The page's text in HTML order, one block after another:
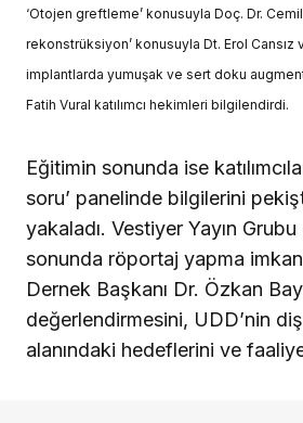
‘Otojen greftleme’ konusuyla Doç. Dr.
rekonstrüksiyon’ konusuyla Dt. Erol Cansız
implantlarda yumuşak ve sert doku
Fatih Vural katılımcı hekimleri bilgilendirdi.
Eğitimin sonunda ise
soru’ panelinde bilgilerini
yakaladı. Vestiyer Yayın
sonunda röportaj yapma
Dernek Başkanı Dr. Özkan
değerlendirmesini, UDD’nin
alanındaki hedeflerini ve